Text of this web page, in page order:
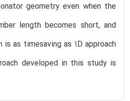
geometry even when the
length becomes short, and
as timesaving as 1D approach
developed in this study is